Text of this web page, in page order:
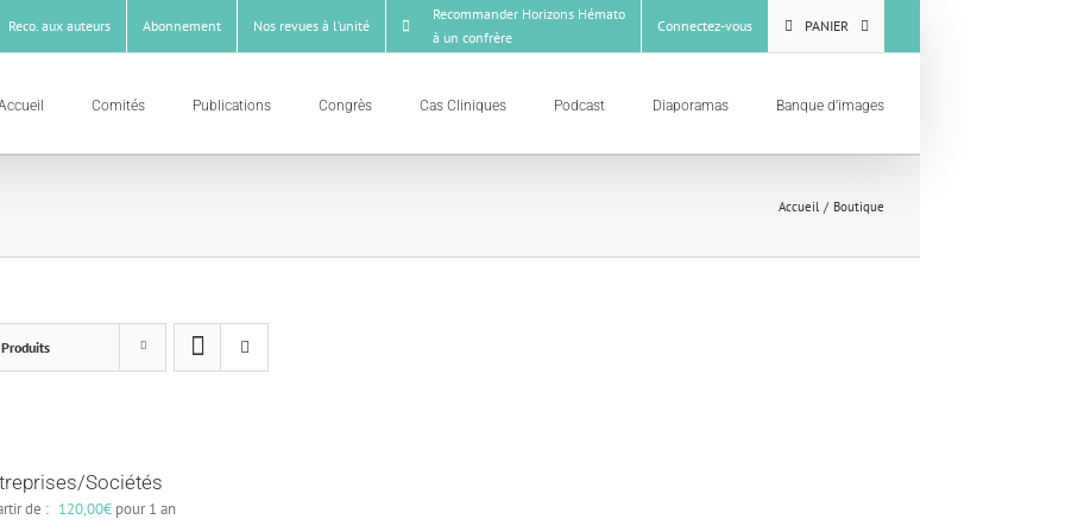
Reco. aux auteurs Abonnement Nos revues à l’unité
Recommander Horizons Hémato
à un confrère
Connectez-vous PANIER
Comités Publications Congrès Cas Cliniques Podcast Diaporamas Banque d’images
Accueil Boutique
Sociétés
de : 120,00€ pour 1 an